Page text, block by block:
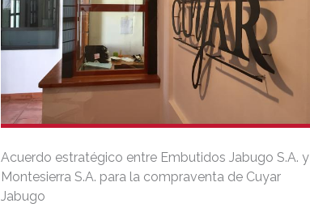
Acuerdo estratégico entre Embutidos Jabugo S.A. y
Montesierra S.A. para la compraventa de Cuyar
Jabugo